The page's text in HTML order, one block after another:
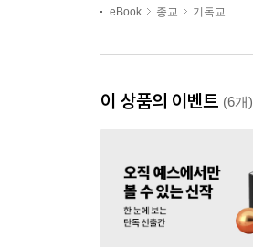
eBook 종교 기독교
이 상품의 이벤트 (6개)